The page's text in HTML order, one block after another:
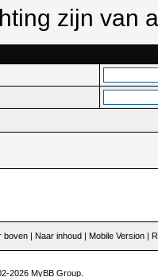
zijn van
boven | Naar inhoud | Mobile Version |
2026MyBB Group